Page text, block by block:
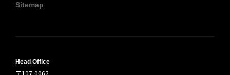
Sitemap
Head Office
〒107-0062